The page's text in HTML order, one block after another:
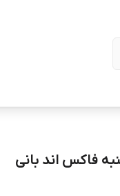
فاکس اند بانی